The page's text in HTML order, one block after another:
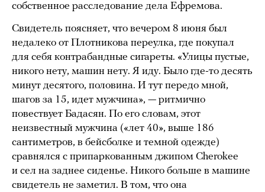
собственное расследование дела Ефремова.
Свидетель поясняет, что вечером 8 июня был
недалеко от Плотникова переулка, где покупал
для себя контрабандные сигареты. «Улицы пустые,
никого нету, машин нету. Я иду. Было где-то десять
минут десятого, половина. И тут передо мной,
шагов за 15, идет мужчина», — ритмично
повествует Бадасян. По его словам, этот
неизвестный мужчина («лет 40», выше 186
сантиметров, в бейсболке и темной одежде)
сравнялся с припаркованным джипом Cherokee
и сел на заднее сиденье. Никого больше в машине
свидетель не заметил. В том, что она